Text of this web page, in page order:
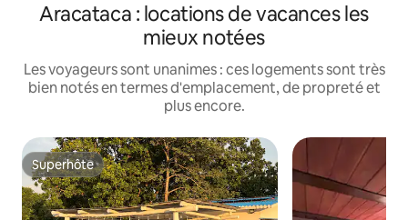
Aracataca : locations de vacances les
mieux notées
Les voyageurs sont unanimes : ces logements sont très
bien notés en termes d'emplacement, de propreté et
plus encore.
Superhôte
Superhôte